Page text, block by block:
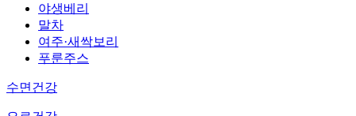
야생베리
말차
여주·새싹보리
푸룬주스
수면건강